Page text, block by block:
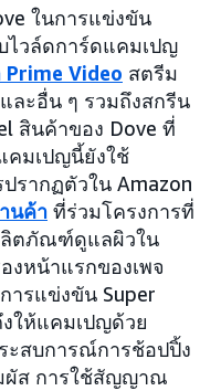
ในการแข่งขัน
ไวล์ดการ์ดแคมเปญ
Video สตรีม
ะอื่น ๆ รวมถึงสกรีน
สินค้าของ Dove ที่
คมเปญนี้ยังใช้
รากฏตัวใน Amazon
นค้า ที่ร่วมโครงการที่
ลิตภัณฑ์ดูแลผิวใน
งหน้าแรกของเพจ
ารแข่งขัน Super
งให้แคมเปญด้วย
สบการณ์การช้อปปิ้ง
ผัส การใช้สัญญาณ